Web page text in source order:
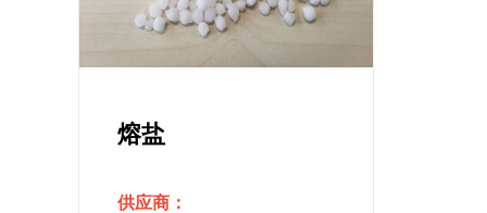
熔盐
供应商：